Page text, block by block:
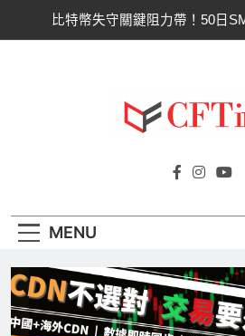
比特幣失守關鍵阻力帶！50日
63,600美元未收復
場
CLARITY法案60票門檻仍差關鍵
比特幣失守關鍵阻力帶！50日
CLARITY法案道德條款談判陷僵
場
CLARITY法案60票門檻仍差關鍵缺
參議員聯合聲明：現有
Cftime.io
AI（ChatGPT）
MENU